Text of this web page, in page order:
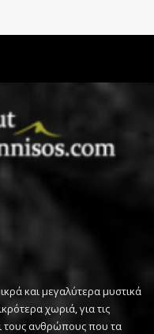
και μεγαλύτερα μυστικά
χωριά, για τις
τους ανθρώπους που τα